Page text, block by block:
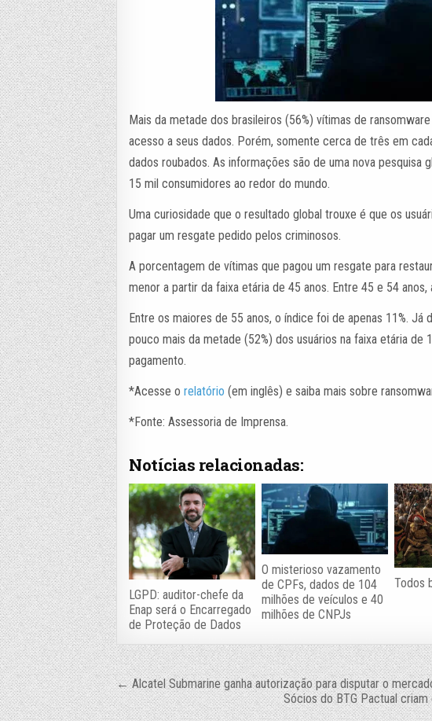
Mais da metade dos brasileiros (56%) vítimas de
acesso a seus dados. Porém, somente cerca de três em
dados roubados. As informações são de uma nova pesquisa
15 mil consumidores ao redor do mundo.
Uma curiosidade que o resultado global trouxe é que os
pagar um resgate pedido pelos criminosos.
A porcentagem de vítimas que pagou um resgate para
menor a partir da faixa etária de 45 anos. Entre 45 e 54 anos,
Entre os maiores de 55 anos, o índice foi de apenas 11%.
pouco mais da metade (52%) dos usuários na faixa etária
pagamento.
*Acesse orelatório(em inglês) e saiba mais sobre
*Fonte: Assessoria de Imprensa.
Notícias relacionadas:
LGPD: auditor-chefe da
Enap será o Encarregado
de Proteção de Dados
O misterioso vazamento
de CPFs, dados de 104
milhões de veículos e 40
milhões de CNPJs
Todos
Navegação
← Alcatel Submarine ganha autorização para disputar o
Sócios do BTG Pactual